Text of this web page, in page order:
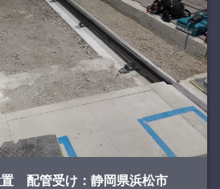
配管受け：静岡県浜松市